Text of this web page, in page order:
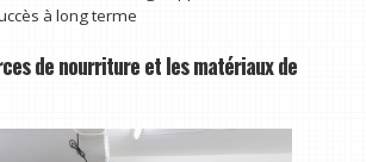
à long terme
de nourriture et les matériaux de